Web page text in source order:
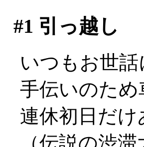
#1 引っ越し
いつもお世
手伝いのた
連休初日だ
（伝説の渋